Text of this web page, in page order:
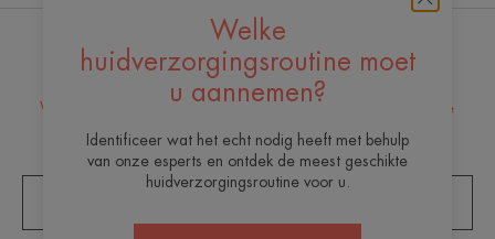
Welke
huidverzorgingsroutine moet
u aannemen?
Identificeer wat het echt nodig heeft met behulp
van onze esperts en ontdek de meest geschikte
huidverzorgingsroutine voor u.
Ontvang onze nieuwsbrief
Wij staan altijd voor u klaar met de nodige huidzorg! Al onze
dagelijkse huidverzorgingstips.